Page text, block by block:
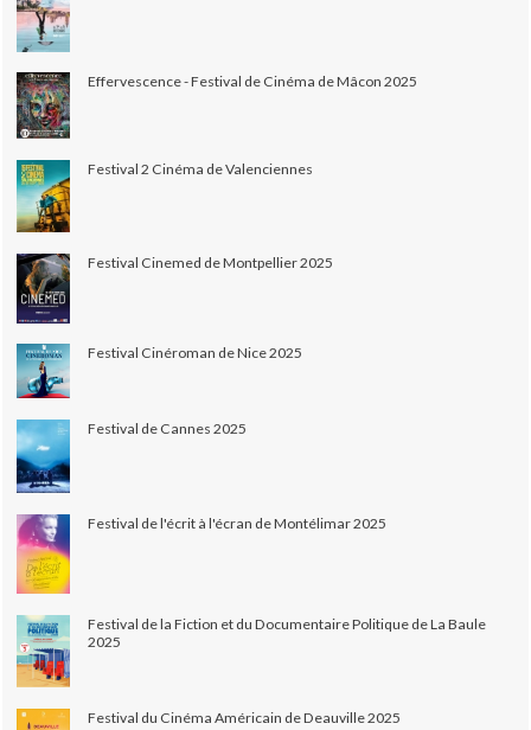
Effervescence - Festival de Cinéma de Mâcon 2025
Festival 2 Cinéma de Valenciennes
Festival Cinemed de Montpellier 2025
Festival Cinéroman de Nice 2025
Festival de Cannes 2025
Festival de l'écrit à l'écran de Montélimar 2025
Festival de la Fiction et du Documentaire Politique de La Baule
2025
Festival du Cinéma Américain de Deauville 2025